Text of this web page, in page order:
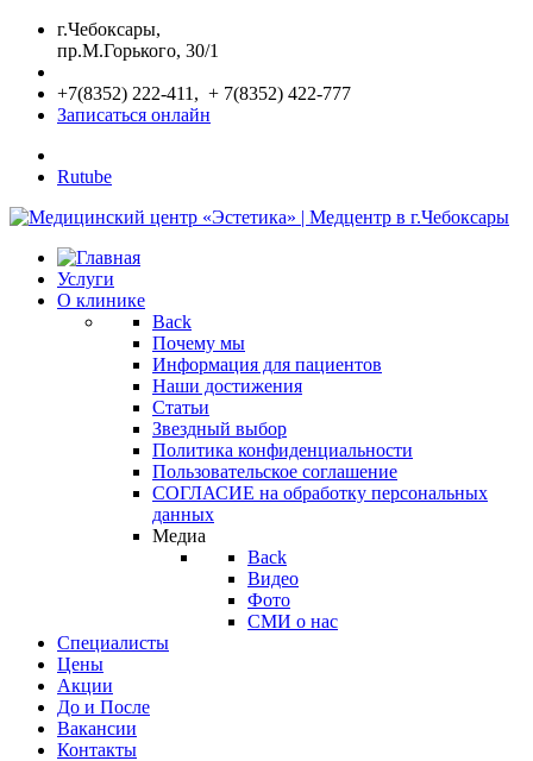
г.Чебоксары,
пр.М.Горького, 30/1
+7(8352) 222-411, + 7(8352) 422-777
Записаться онлайн
Rutube
Услуги
О клинике
Back
Почему мы
Информация для пациентов
Наши достижения
Статьи
Звездный выбор
Политика конфиденциальности
Пользовательское соглашение
СОГЛАСИЕ на обработку персональных
данных
Медиа
Back
Видео
Фото
СМИ о нас
Специалисты
Цены
Акции
До и После
Вакансии
Контакты